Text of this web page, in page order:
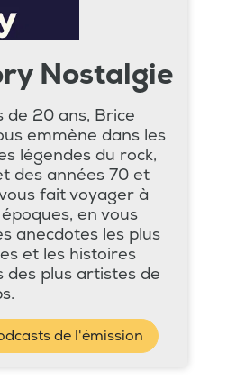
Nostalgie
de 20 ans, Brice
emmène dans les
légendes du rock,
des années 70 et
fait voyager à
en vous
anecdotes les plus
et les histoires
des plus artistes de
de l'émission